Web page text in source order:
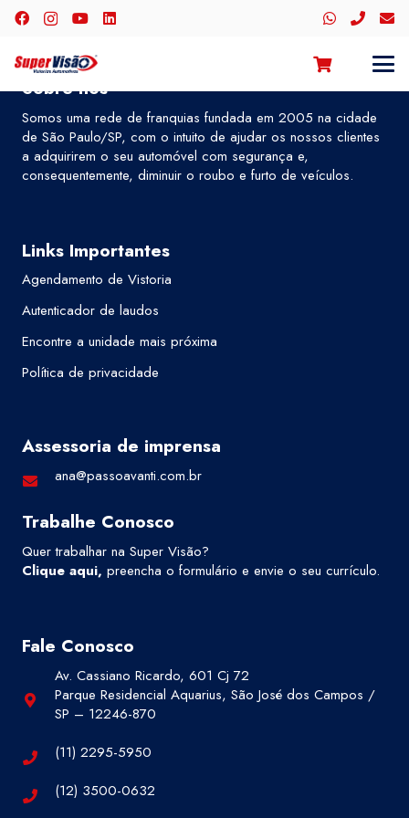
Sobre nós
Somos uma rede de franquias fundada em 2005 na cidade
de São Paulo/SP, com o intuito de ajudar os nossos clientes
a adquirirem o seu automóvel com segurança e,
consequentemente, diminuir o roubo e furto de veículos.
Links Importantes
Agendamento de Vistoria
Autenticador de laudos
Encontre a unidade mais próxima
Política de privacidade
Assessoria de imprensa
ana@passoavanti.com.br
Trabalhe Conosco
Quer trabalhar na Super Visão?
Clique aqui, preencha o formulário e envie o seu currículo.
Fale Conosco
Av. Cassiano Ricardo, 601 Cj 72
Parque Residencial Aquarius, São José dos Campos /
SP – 12246-870
(11) 2295-5950
(12) 3500-0632